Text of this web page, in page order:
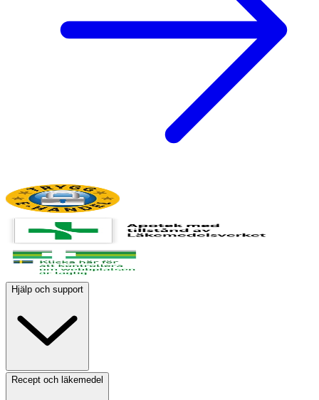
Hjälp och support
Recept och läkemedel